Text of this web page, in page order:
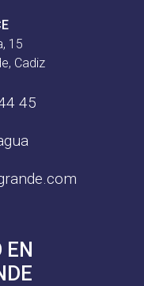
15
Cadiz
45
EN